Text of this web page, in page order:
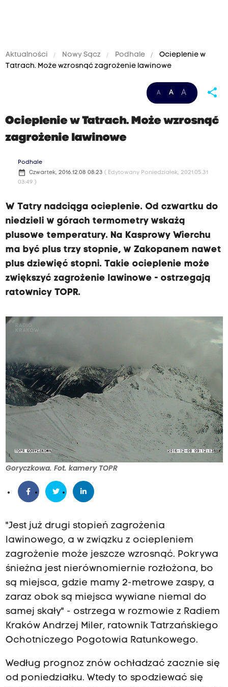
Aktualności Nowy Sącz Podhale
Ocieplenie w
Tatrach. Może wzrosnąć zagrożenie lawinowe
A A A share
Ocieplenie w Tatrach. Może wzrosnąć
zagrożenie lawinowe
Podhale
date_range Czwartek, 2016.12.08 08:23 ( Edytowany Poniedziałek, 2021.05.31
03:49 )
W Tatry nadciąga ocieplenie. Od czwartku do
niedzieli w górach termometry wskażą
plusowe temperatury. Na Kasprowy Wierchu
ma być plus trzy stopnie, w Zakopanem nawet
plus dziewięć stopni. Takie ocieplenie może
zwiększyć zagrożenie lawinowe - ostrzegają
ratownicy TOPR.
Goryczkowa. Fot. kamery TOPR
"Jest już drugi stopień zagrożenia
lawinowego, a w związku z ociepleniem
zagrożenie może jeszcze wzrosnąć. Pokrywa
śnieżna jest nierównomiernie rozłożona, bo
są miejsca, gdzie mamy 2-metrowe zaspy, a
zaraz obok są miejsca wywiane niemal do
samej skały" - ostrzega w rozmowie z Radiem
Kraków Andrzej Miler, ratownik Tatrzańskiego
Ochotniczego Pogotowia Ratunkowego.
Według prognoz znów ochładzać zacznie się
od poniedziałku. Wtedy to spodziewać się